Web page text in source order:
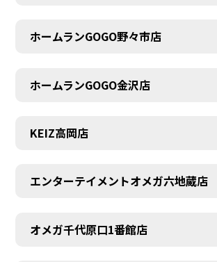
ホームランGOGO野々市店
ホームランGOGO金沢店
KEIZ高岡店
エンターテイメントオメガ六地蔵店
オメガ千代原口1番館店